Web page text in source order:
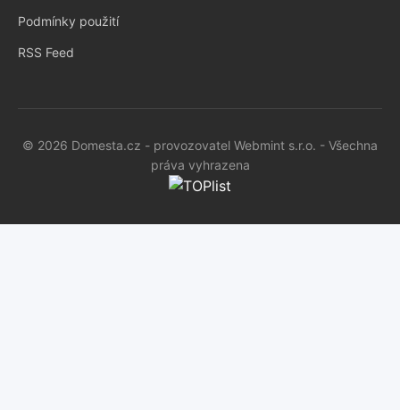
Podmínky použití
RSS Feed
© 2026 Domesta.cz - provozovatel Webmint s.r.o. - Všechna
práva vyhrazena